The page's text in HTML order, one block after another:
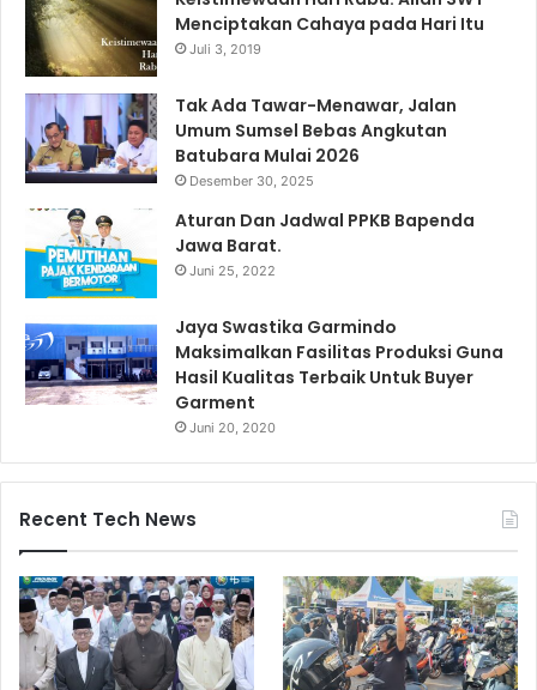
Menciptakan Cahaya pada Hari Itu
Juli 3, 2019
Tak Ada Tawar-Menawar, Jalan
Umum Sumsel Bebas Angkutan
Batubara Mulai 2026
Desember 30, 2025
Aturan Dan Jadwal PPKB Bapenda
Jawa Barat.
Juni 25, 2022
Jaya Swastika Garmindo
Maksimalkan Fasilitas Produksi Guna
Hasil Kualitas Terbaik Untuk Buyer
Garment
Juni 20, 2020
Recent Tech News